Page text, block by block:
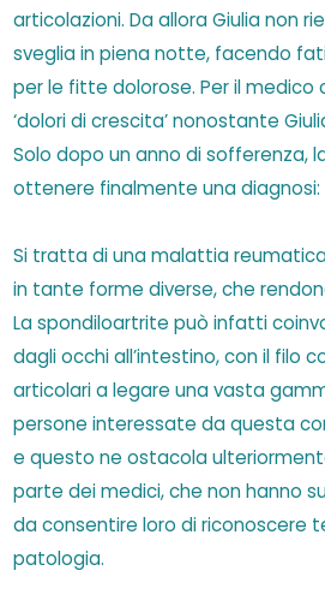
articolazioni. Da allora Giulia non
sveglia in piena notte, facendo
per le fitte dolorose. Per il
‘dolori di crescita’ nonostante
Solo dopo un anno di sofferenza,
ottenere finalmente una
Si tratta di una malattia
in tante forme diverse, che
La spondiloartrite può infatti
dagli occhi all’intestino, con il filo
articolari a legare una vasta
persone interessate da questa
e questo ne ostacola
parte dei medici, che non hanno
da consentire loro di riconoscere
patologia.